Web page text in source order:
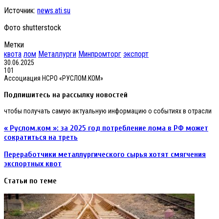
Источник: news.ati.su
Фото shutterstock
Метки
квота лом Металлурги Минпромторг экспорт
30.06.2025
101
Ассоциация НСРО «РУСЛОМ.КОМ»
Подпишитесь на рассылку новостей
чтобы получать самую актуальную информацию о событиях в отрасли
«
Руслом.ком
»:
за
2025
год
лома
РФ
может
сократиться
« Руслом.ком »: за 2025 год потребление лома в РФ может
сократиться на треть
Переработчики
металлургического
сырья
хотят
смягчения
экспортных
квот
Переработчики металлургического сырья хотят смягчения
экспортных квот
Статьи по теме